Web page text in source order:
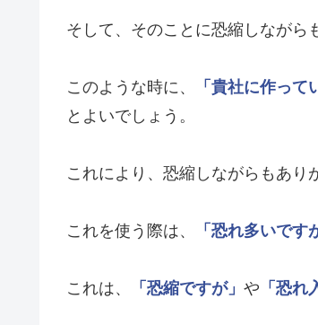
そして、そのことに恐縮しながら
このような時に、 「貴社に作っ
とよいでしょう。
これにより、恐縮しながらもあり
これを使う際は、 「恐れ多いです
これは、 「恐縮ですが」 や 「恐れ